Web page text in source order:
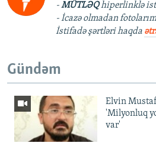
-MÜTLƏQhiperlinklə
- İcazə olmadan
İstifadə şərtləri haqda
Gündəm
Elvin
'Milyonluq
var'